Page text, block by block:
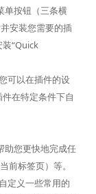
单按钮（三条横
安装您需要的插
“Quick
可以在插件的设
在特定条件下自
助您更快地完成任
前标签页）等。
定义一些常用的